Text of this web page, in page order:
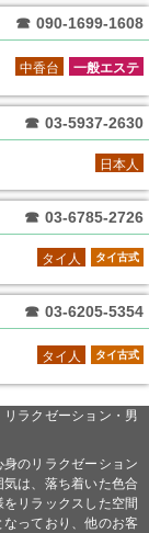
☎ 090-1699-1608
一般エステ
中香台
☎ 03-5937-2630
日本人
☎ 03-6785-2726
タイ古式
タイ人
☎ 03-6205-5354
タイ古式
タイ人
ラクゼーション・男
のリラクゼーション
は、落ち着いた色合
リラックスした空間
っており、他のお客